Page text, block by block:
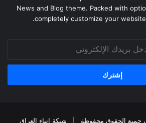
News and Blog theme. Packed with
completely customize your
شبكة انباء العراق